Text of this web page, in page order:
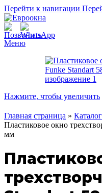
Перейти к навигации
Меню
Нажмите, чтобы увеличить
Главная страница » Каталог
Пластиковое окно
мм